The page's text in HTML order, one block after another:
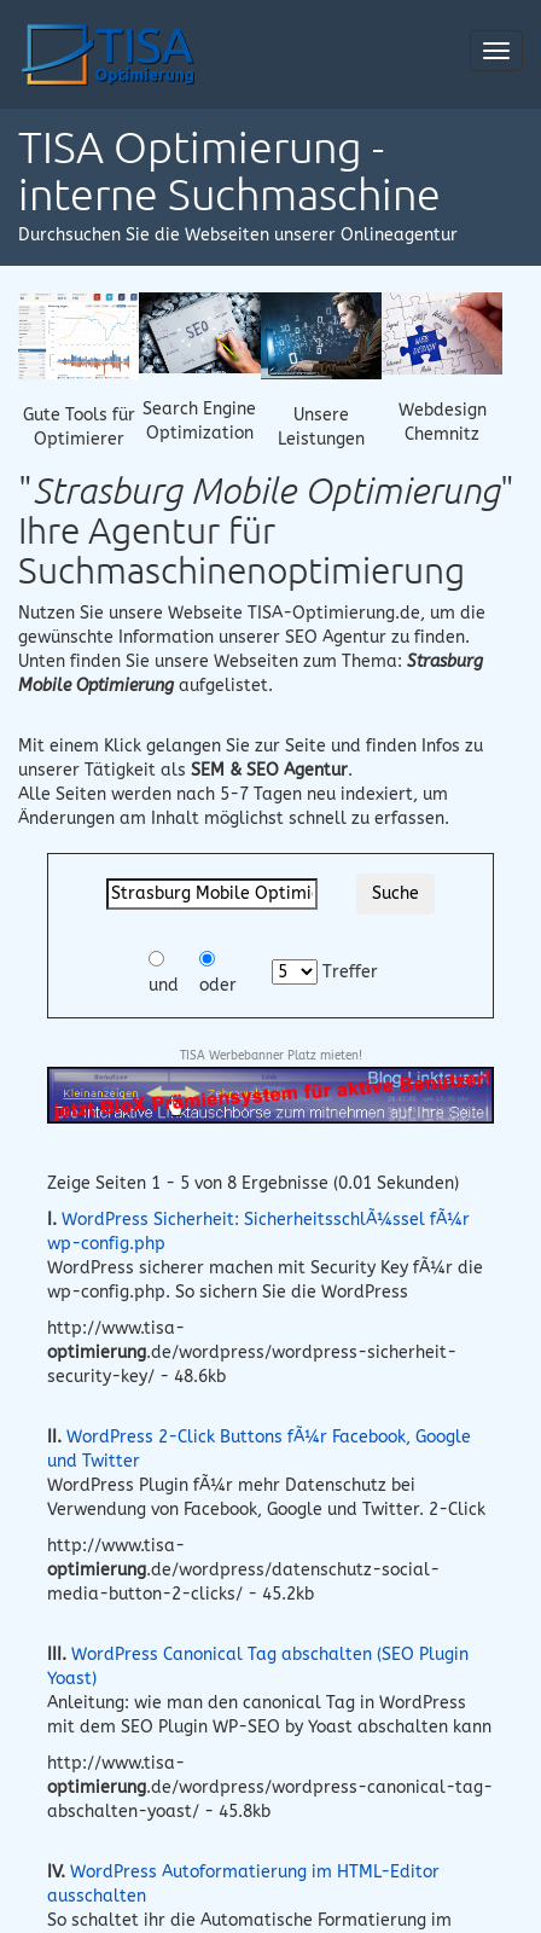
TISA Optimierung -
interne Suchmaschine
Durchsuchen Sie die Webseiten unserer Onlineagentur
Gute Tools für
Optimierer
Search Engine
Optimization
Unsere
Leistungen
Webdesign
Chemnitz
"Strasburg Mobile Optimierung"
Ihre Agentur für
Suchmaschinenoptimierung
Nutzen Sie unsere Webseite TISA-Optimierung.de, um die
gewünschte Information unserer SEO Agentur zu finden.
Unten finden Sie unsere Webseiten zum Thema: Strasburg
Mobile Optimierungaufgelistet.
Mit einem Klick gelangen Sie zur Seite und finden Infos zu
unserer Tätigkeit als SEM & SEO Agentur.
Alle Seiten werden nach 5-7 Tagen neu indexiert, um
Änderungen am Inhalt möglichst schnell zu erfassen.
und oder
Treffer
TISA Werbebanner Platz mieten!
Zeige Seiten 1 - 5 von 8 Ergebnisse (0.01 Sekunden)
I. WordPress Sicherheit: SicherheitsschlÃ¼ssel fÃ¼r
wp-config.php
WordPress sicherer machen mit Security Key fÃ¼r die
wp-config.php. So sichern Sie die WordPress
http://www.tisa-
optimierung.de/wordpress/wordpress-sicherheit-
security-key/ - 48.6kb
II. WordPress 2-Click Buttons fÃ¼r Facebook, Google
und Twitter
WordPress Plugin fÃ¼r mehr Datenschutz bei
Verwendung von Facebook, Google und Twitter. 2-Click
http://www.tisa-
optimierung.de/wordpress/datenschutz-social-
media-button-2-clicks/ - 45.2kb
III. WordPress Canonical Tag abschalten (SEO Plugin
Yoast)
Anleitung: wie man den canonical Tag in WordPress
mit dem SEO Plugin WP-SEO by Yoast abschalten kann
http://www.tisa-
optimierung.de/wordpress/wordpress-canonical-tag-
abschalten-yoast/ - 45.8kb
IV. WordPress Autoformatierung im HTML-Editor
ausschalten
So schaltet ihr die Automatische Formatierung im